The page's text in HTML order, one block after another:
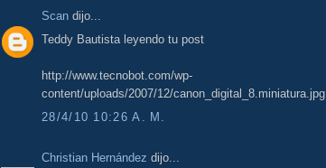
Scan dijo...
Teddy Bautista leyendo tu post
http://www.tecnobot.com/wp-
content/uploads/2007/12/canon_digital_8.miniatura.jpg
28/4/10 10:26 A. M.
Christian Hernández dijo...